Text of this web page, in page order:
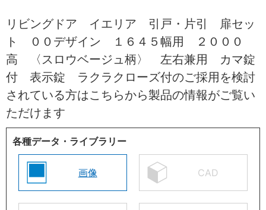
リビングドア イエリア 引戸・片引 扉セッ
ト ００デザイン １６４５幅用 ２０００
高 〈スロウベージュ柄〉 左右兼用 カマ錠
付 表示錠 ラクラクローズ付のご採用を検討
されている方はこちらから製品の情報がご覧い
ただけます
各種データ・ライブラリー
画像 CAD